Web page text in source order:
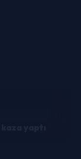
yaptı